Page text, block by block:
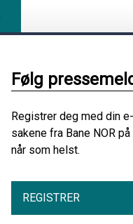
Følg
Registrer deg med din
sakene fra Bane NOR
når som helst.
REGISTRER